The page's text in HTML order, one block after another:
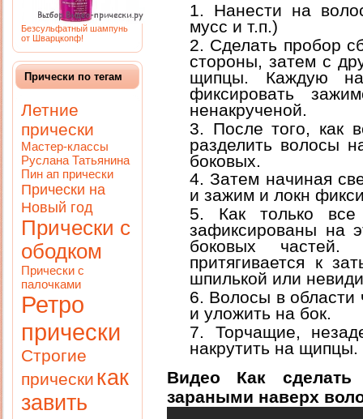
Безсульфатный шампунь
от Шварцкопф!
Прически по тегам
Летние
прически
Мастер-классы
Руслана Татьянина
Пин ап прически
Прически на
Новый год
Прически с
ободком
Прически с
палочками
Ретро
прически
Строгие
прически как
завить
Нанести на
мусс и т.п.)
Сделать пробор
стороны, затем с
щипцы. Каждую
фиксировать
ненакрученой.
После того, как
разделить волосы
боковых.
Затем начиная
и зажим и локн
Как только
зафиксированы на
боковых
притягивается к
шпилькой или
Волосы в области
и уложить на бок.
Торчащие,
накрутить на щипцы.
Видео Как
зараными наверх